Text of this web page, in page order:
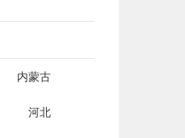
内蒙古
河北